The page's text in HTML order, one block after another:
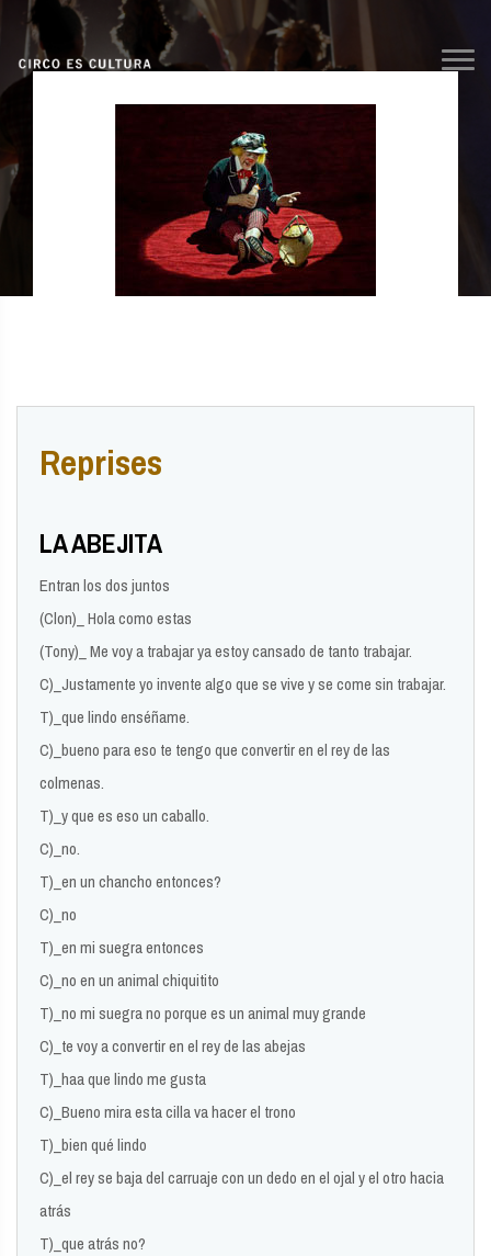
Reprises
LA ABEJITA
Entran los dos juntos
(Clon)_ Hola como estas
(Tony)_ Me voy a trabajar ya estoy cansado de tanto trabajar.
C)_Justamente yo invente algo que se vive y se come sin trabajar.
T)_que lindo enséñame.
C)_bueno para eso te tengo que convertir en el rey de las
colmenas.
T)_y que es eso un caballo.
C)_no.
T)_en un chancho entonces?
C)_no
T)_en mi suegra entonces
C)_no en un animal chiquitito
T)_no mi suegra no porque es un animal muy grande
C)_te voy a convertir en el rey de las abejas
T)_haa que lindo me gusta
C)_Bueno mira esta cilla va hacer el trono
T)_bien qué lindo
C)_el rey se baja del carruaje con un dedo en el ojal y el otro hacia
atrás
T)_que atrás no?